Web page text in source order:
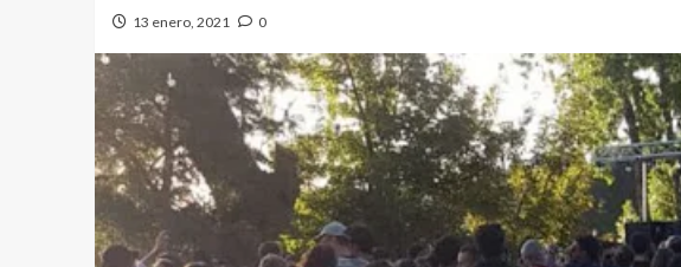
13 enero, 2021 0